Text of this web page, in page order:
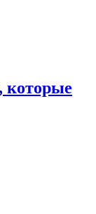
которые